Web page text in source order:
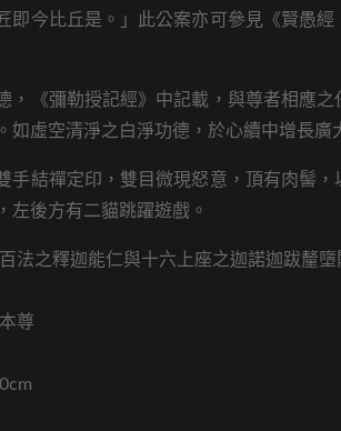
即今比丘是。」此公案亦可參見《賢愚
，《彌勒授記經》中記載，與尊者相應之
如虛空清淨之白淨功德，於心續中增長廣
手結禪定印，雙目微現怒意，頂有肉髻
左後方有二貓跳躍遊戲。
法之釋迦能仁與十六上座之迦諾迦跋釐墮
尊